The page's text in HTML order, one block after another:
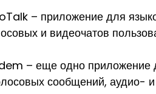
– приложение для
и видеочатов
– еще одно приложение
сообщений, аудио-